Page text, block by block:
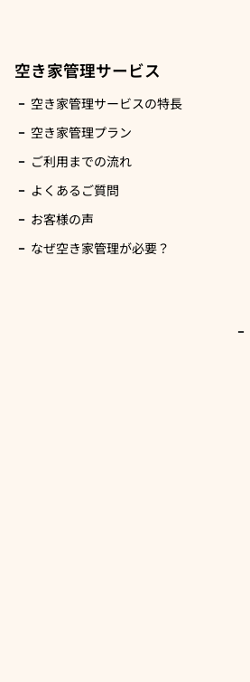
空き家管理サービス
空き家管理サービスの特長
空き家管理プラン
ご利用までの流れ
よくあるご質問
お客様の声
なぜ空き家管理が必要？